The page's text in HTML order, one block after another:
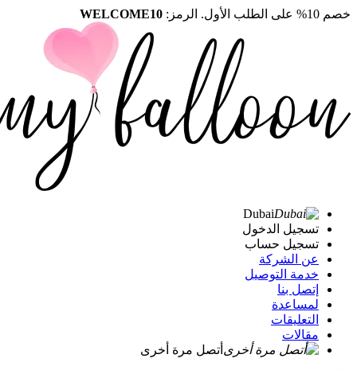
خصم 10% على الطلب الأول. الرمز: WELCOME10
Dubai
تسجيل الدخول
تسجيل حساب
عن الشركة
خدمة التوصيل
إتصل بنا
لمساعدة
التعليقات
مقالات
أتصل مرة أخرى